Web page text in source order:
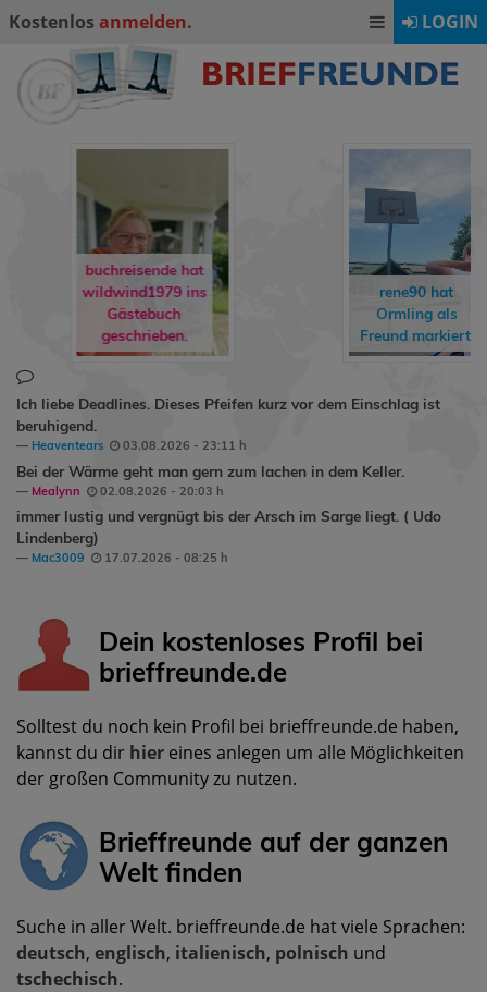
Kostenlos anmelden. LOGIN
buchreisende hat
wildwind1979ins
Gästebuch
geschrieben.
rene90 hat
Ormlingals
Freund markiert.
Ich liebe Deadlines. Dieses Pfeifen kurz vor dem Einschlag ist
beruhigend.
Heaventears 03.08.2026 - 23:11 h
Bei der Wärme geht man gern zum lachen in dem Keller.
Mealynn 02.08.2026 - 20:03 h
immer lustig und vergnügt bis der Arsch im Sarge liegt. ( Udo
Lindenberg)
Mac3009 17.07.2026 - 08:25 h
Dein kostenloses Profil bei
brieffreunde.de
Solltest du noch kein Profil bei brieffreunde.de haben,
kannst du dir hier eines anlegen um alle Möglichkeiten
der großen Community zu nutzen.
Brieffreunde auf der ganzen
Welt finden
Suche in aller Welt. brieffreunde.de hat viele Sprachen:
deutsch, englisch, italienisch, polnisch und
tschechisch.